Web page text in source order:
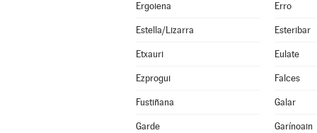
Ergoiena Erro
Estella/Lizarra Esteribar
Etxauri Eulate
Ezprogui Falces
Fustiñana Galar
Garde Garínoain